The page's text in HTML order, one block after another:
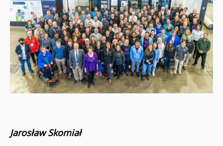
Jarosław Skomiał